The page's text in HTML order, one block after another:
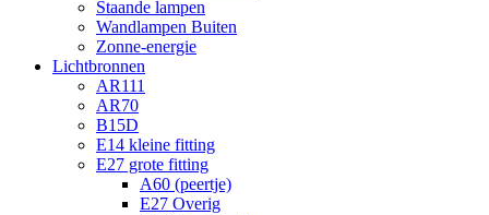
Staande lampen
Wandlampen Buiten
Zonne-energie
Lichtbronnen
AR111
AR70
B15D
E14 kleine fitting
E27 grote fitting
A60 (peertje)
E27 Overig